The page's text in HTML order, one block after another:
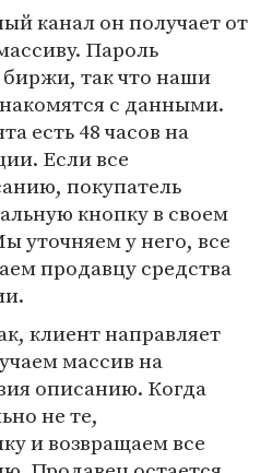
канал он получает от
Пароль
биржи, так что наши
с данными.
есть 48 часов на
Если все
покупатель
кнопку в своем
уточняем у него, все
продавцу средства
клиент направляет
массив на
описанию. Когда
не те,
и возвращаем все